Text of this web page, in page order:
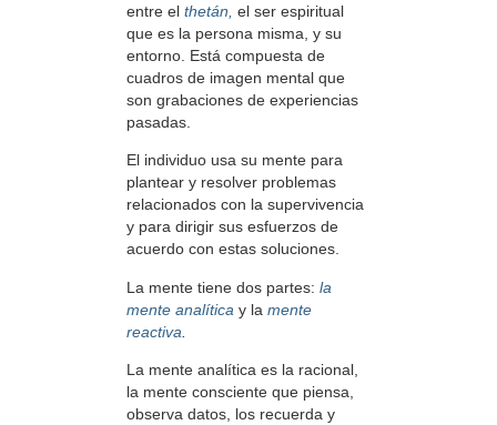
entre el thetán, el ser espiritual
que es la persona misma, y su
entorno. Está compuesta de
cuadros de imagen mental que
son grabaciones de experiencias
pasadas.
El individuo usa su mente para
plantear y resolver problemas
relacionados con la supervivencia
y para dirigir sus esfuerzos de
acuerdo con estas soluciones.
La mente tiene dos partes: la
mente analítica y la mente
reactiva
La mente analítica es la racional,
la mente consciente que piensa,
observa datos, los recuerda y